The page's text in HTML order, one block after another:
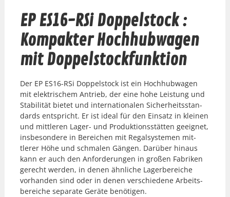
EP ES16-RSi Doppelstock :
Kompakter Hochhubwagen
mit Doppelstockfunktion
Der EP ES16-RSi Dop­pel­stock ist ein Hochhub­wa­gen
mit elek­trischem Antrieb, der eine hohe Leis­tung und
Sta­bil­ität bietet und inter­na­tionalen Sicher­heits­stan­
dards entspricht. Er ist ide­al für den Ein­satz in kleinen
und mit­tleren Lager- und Pro­duk­tion­sstät­ten geeignet,
ins­beson­dere in Bere­ichen mit Regal­sys­te­men mit­
tlerer Höhe und schmalen Gän­gen. Darüber hin­aus
kann er auch den Anforderun­gen in großen Fab­riken
gerecht wer­den, in denen ähn­liche Lager­bere­iche
vorhan­den sind oder in denen ver­schiedene Arbeits­
bere­iche sep­a­rate Geräte benöti­gen.